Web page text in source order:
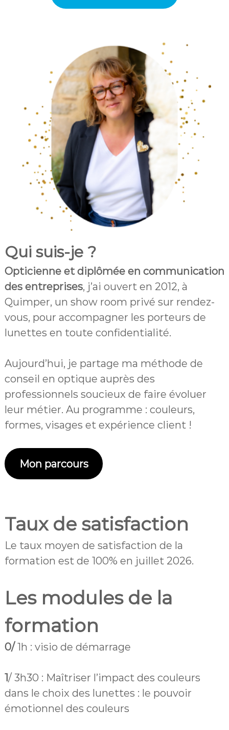
Qui suis-je ?
Opticienne et diplômée en communication
des entreprises, j’ai ouvert en 2012, à
Quimper, un show room privé sur rendez-
vous, pour accompagner les porteurs de
lunettes en toute confidentialité.
Aujourd’hui, je partage ma méthode de
conseil en optique auprès des
professionnels soucieux de faire évoluer
leur métier. Au programme : couleurs,
formes, visages et expérience client !
Mon parcours
Taux de satisfaction
Le taux moyen de satisfaction de la
formation est de 100% en juillet 2026.
Les modules de la
formation
0/1h : visio de démarrage
1/ 3h30 : Maîtriser l’impact des couleurs
dans le choix des lunettes : le pouvoir
émotionnel des couleurs